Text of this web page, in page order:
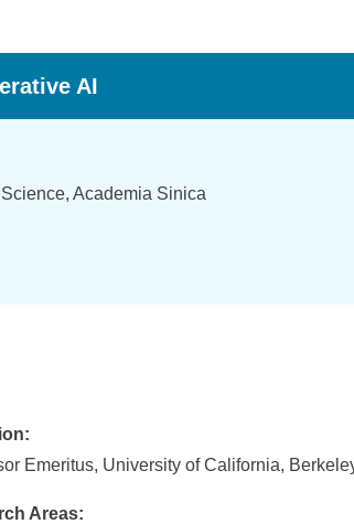
AI
Academia Sinica
Emeritus, University of California,
Areas: